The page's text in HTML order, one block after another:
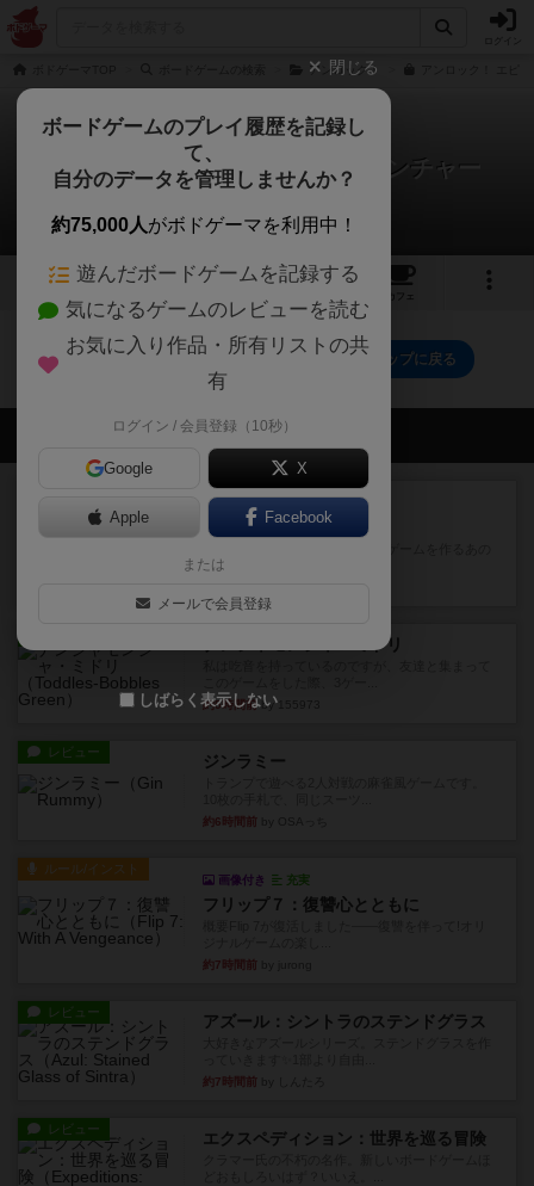
アンロック！
アンロック！：エピックアドベンチャー
0件の戦略やコツ
1 3
カフェ
アンロック！：エピックアドベンチャーのトップに戻る
会員の新しい投稿
フィッシェン
人がデザイン。箱絵からもう...
ナンジャモンジャ・ミドリ
約5時間前by 155973
レビュー ジンラミー
約6時間前
ルール/インスト
画像付き 充実
フリップ７：復讐心とともに
約7時間前
レビュー アズール：シントラのステンドグラス
約7時間前
レビュー エクスペディション：世界を巡る冒険
閉じる
ボードゲームのプレイ履歴を記録し
て、
自分のデータを管理しませんか？
約75,000人がボドゲーマを利用中！
遊んだボードゲームを記録する
気になるゲームのレビューを読む
お気に入り作品・所有リストの共
有
ログイン / 会員登録（10秒）
Google X
Apple Facebook
または
メールで会員登録
しばらく表示しない